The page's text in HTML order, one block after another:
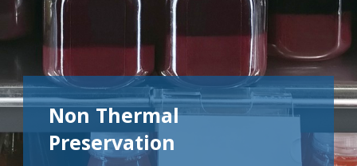
Non Thermal
Preservation